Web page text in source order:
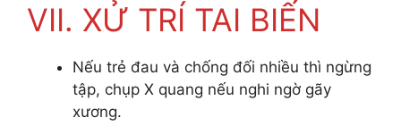
VII. XỬ TRÍ TAI BIẾN
Nếu trẻ đau và chống đối nhiều thì ngừng
tập, chụp X quang nếu nghi ngờ gãy
xương.